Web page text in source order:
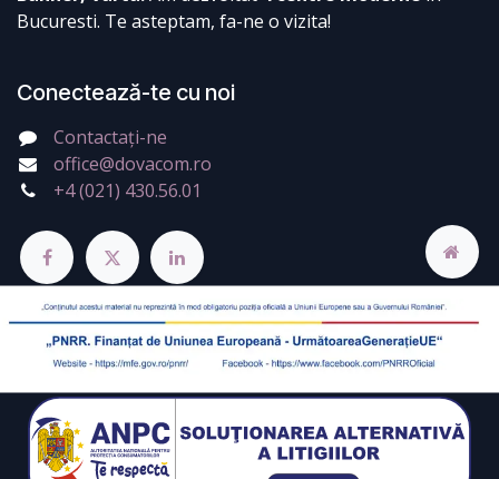
Bucuresti. Te asteptam, fa-ne o vizita!
Conectează-te cu noi
Contactați-ne
office@dovacom.ro
+4 (021) 430.56.01